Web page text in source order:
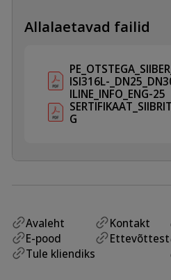
Allalaetavad failid
ISI316L-
ILINE_INFO_ENG-25
G
Avaleht
E-pood
Tule kliendiks
Kontakt
Ettevõttest